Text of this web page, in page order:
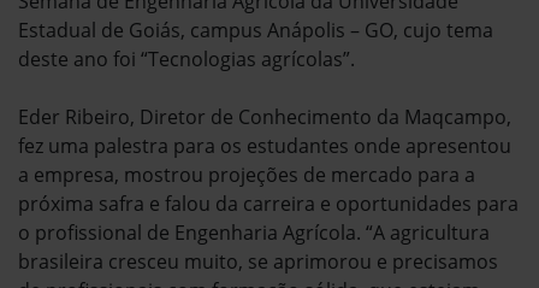
Estadual de Goiás, campus Anápolis – GO, cujo tema
deste ano foi “Tecnologias agrícolas”.
Eder Ribeiro, Diretor de Conhecimento da Maqcampo,
fez uma palestra para os estudantes onde apresentou
a empresa, mostrou projeções de mercado para a
próxima safra e falou da carreira e oportunidades para
o profissional de Engenharia Agrícola. “A agricultura
brasileira cresceu muito, se aprimorou e precisamos